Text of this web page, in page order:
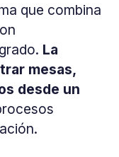
que combina
La
mesas,
desde un